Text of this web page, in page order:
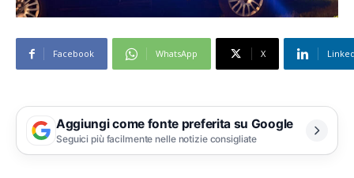
Facebook WhatsApp X
Aggiungi come fonte preferita su Google
Seguici più facilmente nelle notizie consigliate